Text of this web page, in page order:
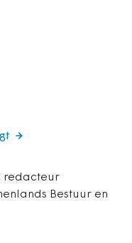
redacteur
Bestuur en